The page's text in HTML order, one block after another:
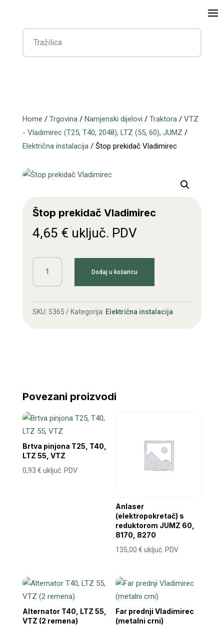
Home / Trgovina/ Namjenski dijelovi / Traktora/ VTZ
- Vladimirec (T25, T40, 2048), LTZ (55, 60), JUMZ /
Električna instalacija/ Štop prekidač Vladimirec
Štop prekidač Vladimirec
4,65 € uključ. PDV
Štop
prekidač
količina
Dodaj u košaricu
SKU: 5365 Kategorija: Električna instalacija
Povezani proizvodi
Brtva pinjona T25, T40,
LTZ 55, VTZ
0,93 € uključ. PDV
Anlaser
(elektropokretač) s
reduktorom JUMZ 60,
8170, 8270
135,00€ uključ. PDV
Alternator T40, LTZ 55,
VTZ (2 remena)
Far prednji Vladimirec
(metalni crni)